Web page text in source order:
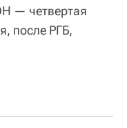
— четвертая
после РГБ,